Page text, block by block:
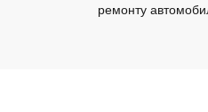
ремонту